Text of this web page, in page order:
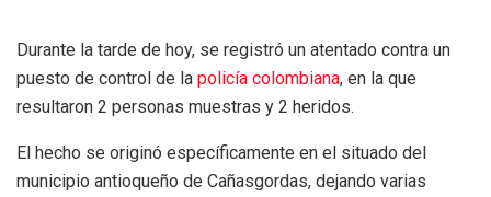
Durante la tarde de hoy, se registró un atentado contra un
puesto de control de la policía colombiana, en la que
resultaron 2 personas muestras y 2 heridos.
El hecho se originó específicamente en el situado del
municipio antioqueño de Cañasgordas, dejando varias